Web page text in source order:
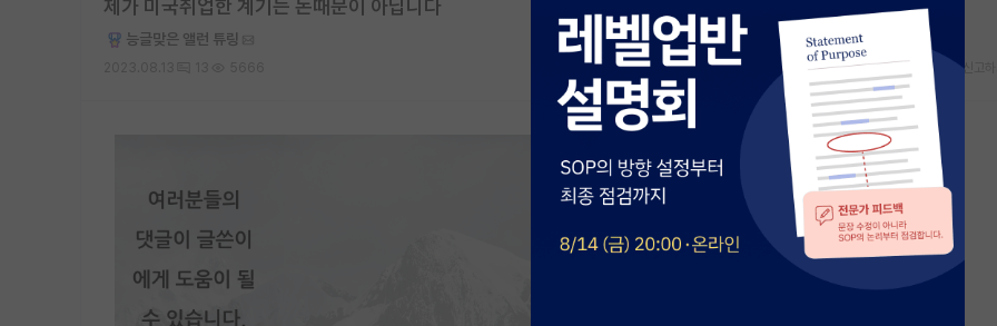
제가 미국취업한 계기는 돈때문이 아닙니다
능글맞은 앨런 튜링
스크랩 신고하